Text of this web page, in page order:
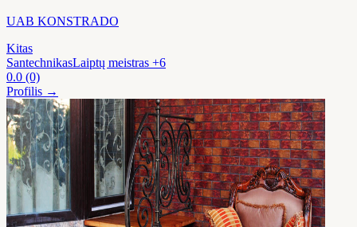
UAB KONSTRADO
Kitas
SantechnikasLaiptų meistras +6
0.0 (0)
Profilis →